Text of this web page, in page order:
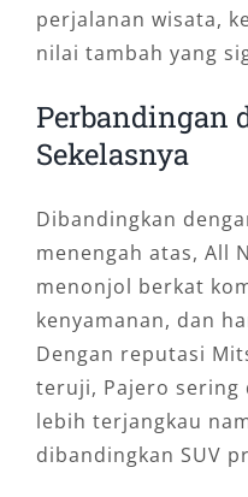
perjalanan wisata,
nilai tambah yang
Perbandingan
Sekelasnya
Dibandingkan
menengah atas, All
menonjol berkat
kenyamanan, dan
Dengan reputasi
teruji, Pajero
lebih terjangkau
dibandingkan SUV